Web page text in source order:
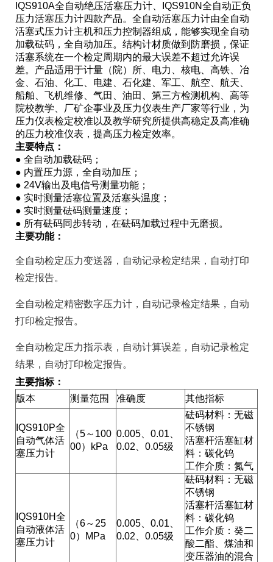
IQS910A全自动绝压活塞压力计、IQS910N全自动正负
压力活塞压力计四款产品。全自动活塞压力计由全自动
活塞式压力计主机和压力控制器组成，能够实现全自动
加载砝码，全自动加压。结构计材质做到防磨损，保证
活塞系统在一个检定周期内的最大误差不超过允许误
差。产品适用于计量（院）所、 电力、核电、高铁、冶
金、石油、化工、电建、石化建、军工、航空、航天、
船舶、飞机维修、气田、油田、第三方检测机构、高等
院校教学、厂矿企事业及压力仪表生产厂家等行业，为
压力仪表检定校准以及教学研究所提供高稳定及高准确
的压力校准仪表，提高压力检定效率。
主要特点：
● 全自动加载砝码；
● 内置压力源， 全自动加压；
● 24V输出及电信号测量功能；
● 实时测量活塞位置及活塞头温度；
● 实时测量砝码测量速度；
● 所有砝码同步转动，在砝码加载过程中无磨损。
主要功能：
全自动检定压力变送器，自动记录检定结果，自动打印
检定报告。
全自动检定精密数字压力计，自动记录检定结果，自动
打印检定报告。
全自动检定压力指示表，自动计算误差，自动记录检定
结果，自动打印检定报告。
主要指标：
版本
测量范围 准确度 其他指标
IQS910P全
自动气体活
塞压力计
（5～100
00）kPa
0.005、0.01、
0.02、0.05级
砝码材料：无磁
不锈钢
活塞杆活塞缸材
料：碳化钨
工作介质：氮气
IQS910H全
自动液体活
塞压力计
（6～25
0）MPa
0.005、0.01、
0.02、0.05级
砝码材料：无磁
不锈钢
活塞杆活塞缸材
料：碳化钨
工作介质：癸二
酸二酯、煤油和
变压器油的混合